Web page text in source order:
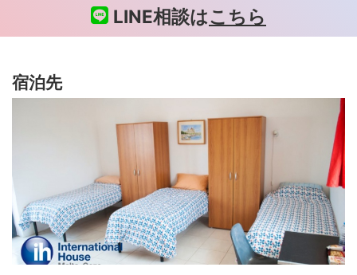
LINE相談はこちら
宿泊先